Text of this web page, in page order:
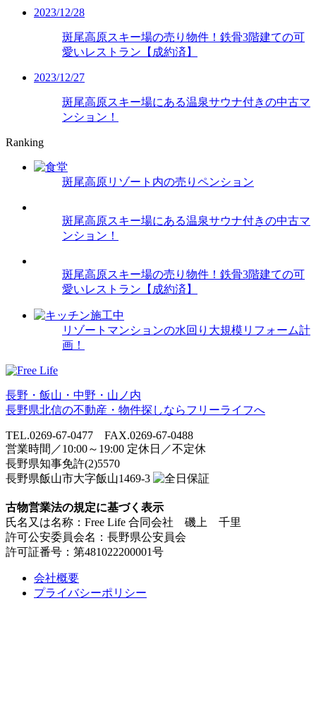
2023/12/28
斑尾高原スキー場の売り物件！鉄骨3階建ての可
愛いレストラン【成約済】
2023/12/27
斑尾高原スキー場にある温泉サウナ付きの中古マ
ンション！
Ranking
斑尾高原リゾート内の売りペンション
斑尾高原スキー場にある温泉サウナ付きの中古マ
ンション！
斑尾高原スキー場の売り物件！鉄骨3階建ての可
愛いレストラン【成約済】
リゾートマンションの水回り大規模リフォーム計
画！
長野・飯山・中野・山ノ内
長野県北信の不動産・物件探しならフリーライフへ
TEL.0269-67-0477 FAX.0269-67-0488
営業時間／10:00～19:00 定休日／不定休
長野県知事免許(2)5570
長野県飯山市大字飯山1469-3
古物営業法の規定に基づく表示
氏名又は名称：Free Life 合同会社 磯上 千里
許可公安委員会名：長野県公安員会
許可証番号：第481022200001号
会社概要
プライバシーポリシー